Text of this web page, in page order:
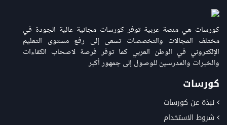
كورسات هي منصة عربية توفر كورسات مجانية عالية الجودة في
مختلف المجالات والتخصصات تسعى إلى رفع مستوى التعليم
الإلكتروني في الوطن العربي كما توفر فرصة لاصحاب الكفاءات
والخبرات والمدرسين للوصول إلى جمهور أكبر
كورسات
نبذة عن كورسات
شروط الاستخدام